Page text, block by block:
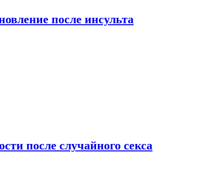
после инсульта
после случайного секса